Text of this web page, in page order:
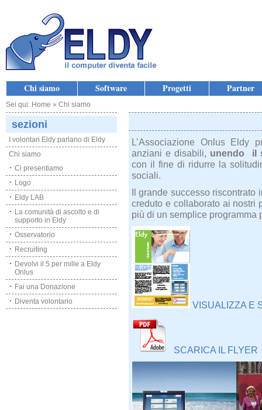
Chi siamo Software Progetti Partner
Sei qui: Home » Chi siamo
sezioni
I volontari Eldy parlano di Eldy
Chi siamo
Ci presentiamo
Logo
Eldy LAB
La comunità di ascolto e di
supporto in Eldy
Osservatorio
Recruiting
Devolvi il 5 per mille a Eldy
Onlus
Fai una Donazione
Diventa volontario
L’Associazione Onlus Eldy
anziani e disabili, unendo il
con il fine di ridurre la
sociali.
Il grande successo riscontrato
creduto e collaborato ai nostri
più di un semplice programma
VISUALIZZA E
SCARICA IL FLYER